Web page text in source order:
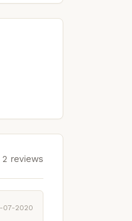
2 reviews
07-2020